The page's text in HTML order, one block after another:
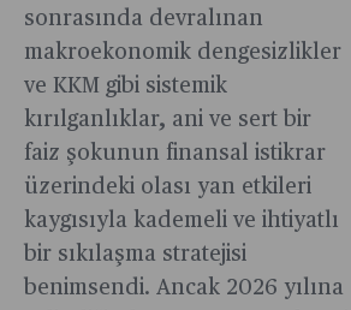
sonrasında devralınan
makroekonomik dengesizlikler
ve KKM gibi sistemik
kırılganlıklar, ani ve sert bir
faiz şokunun finansal istikrar
üzerindeki olası yan etkileri
kaygısıyla kademeli ve ihtiyatlı
bir sıkılaşma stratejisi
benimsendi. Ancak 2026 yılına